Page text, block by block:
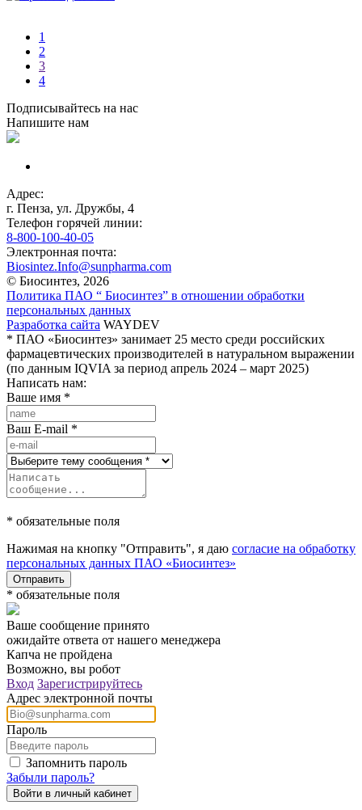
1
2
3
4
Подписывайтесь на нас
Напишите нам
Адрес:
г. Пенза, ул. Дружбы, 4
Телефон горячей линии:
8-800-100-40-05
Электронная почта:
Biosintez.Info@sunpharma.com
© Биосинтез, 2026
Политика ПАО “ Биосинтез” в отношении обработки
персональных данных
Разработка сайта WAYDEV
* ПАО «Биосинтез» занимает 25 место среди российских
фармацевтических производителей в натуральном выражении
(по данным IQVIA за период апрель 2024 – март 2025)
Написать нам:
Ваше имя *
Ваш E-mail *
* обязательные поля
Нажимая на кнопку "Отправить", я даю согласие на обработку
персональных данных ПАО «Биосинтез»
Отправить
* обязательные поля
Ваше сообщение принято
ожидайте ответа от нашего менеджера
Капча не пройдена
Возможно, вы робот
Вход Зарегистрируйтесь
Адрес электронной почты
Пароль
Запомнить пароль
Забыли пароль?